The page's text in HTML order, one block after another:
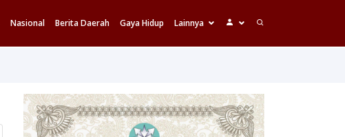
Nasional Berita Daerah Gaya Hidup Lainnya